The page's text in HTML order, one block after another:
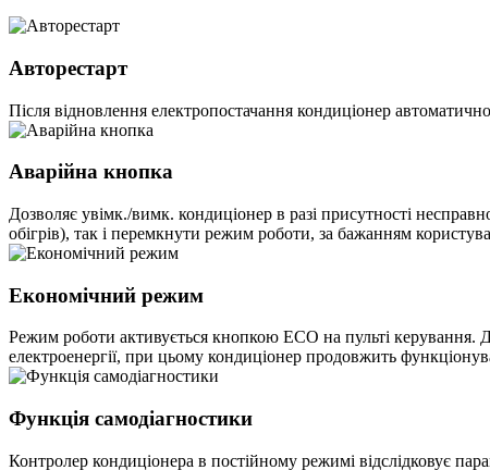
Авторестарт
Після відновлення електропостачання кондиціонер
Аварійна кнопка
Дозволяє увімк./вимк. кондиціонер в разі присутності
обігрів), так і перемкнути режим роботи, за бажанням
Економічний режим
Режим роботи активується кнопкою ECO на пульті керування.
електроенергії, при цьому кондиціонер продовжить
Функція самодіагностики
Контролер кондиціонера в постійному режимі відслідковує